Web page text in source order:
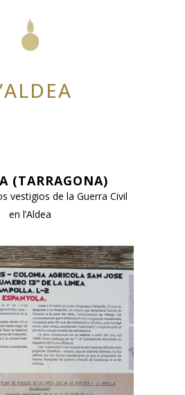
(TARRAGONA)
vestigios de la Guerra Civil
en l’Aldea